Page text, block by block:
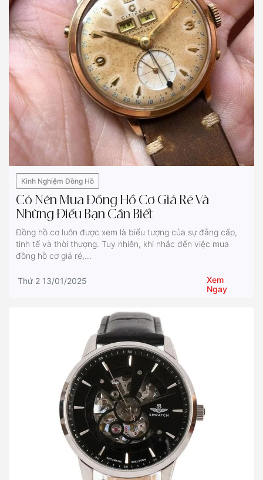
Kinh Nghiệm Đồng Hồ
Có Nên Mua Đồng Hồ Cơ Giá Rẻ Và
Những Điều Bạn Cần Biết
Đồng hồ cơ luôn được xem là biểu tượng của sự đẳng cấp,
tinh tế và thời thượng. Tuy nhiên, khi nhắc đến việc mua
đồng hồ cơ giá rẻ,...
Thứ 2 13/01/2025
Xem
Ngay